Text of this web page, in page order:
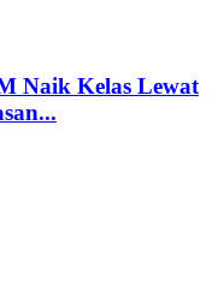
Naik Kelas Lewat